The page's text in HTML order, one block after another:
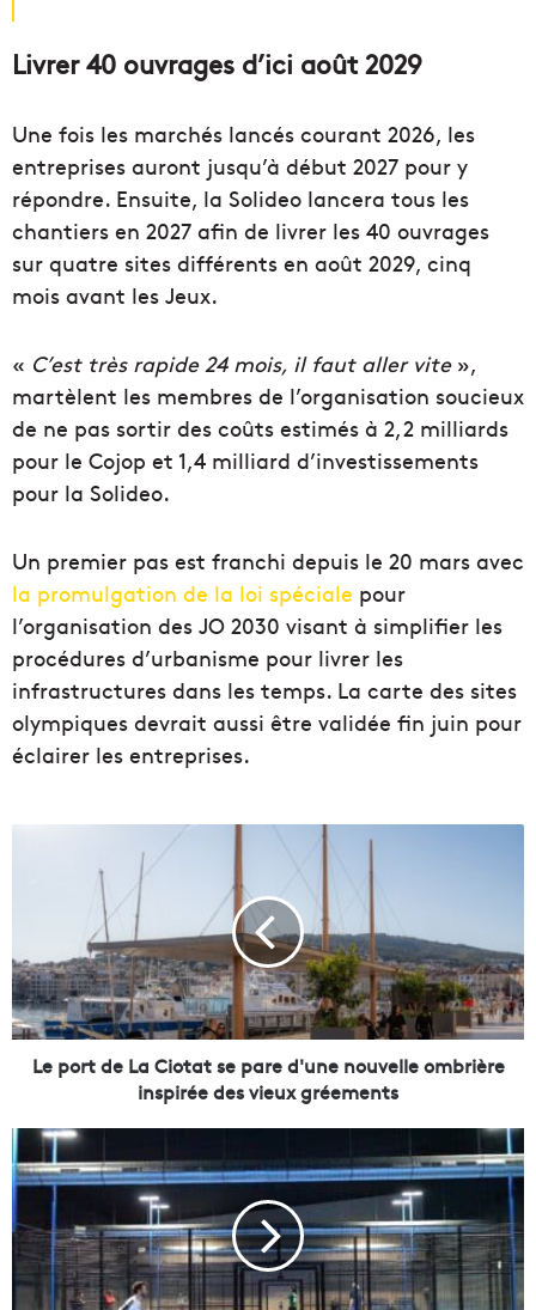
Livrer 40 ouvrages d’ici août 2029
Une fois les marchés lancés courant 2026, les
entreprises auront jusqu’à début 2027 pour y
répondre. Ensuite, la Solideo lancera tous les
chantiers en 2027 afin de livrer les 40 ouvrages
sur quatre sites différents en août 2029, cinq
mois avant les Jeux.
« C’est très rapide 24 mois, il faut aller vite»,
martèlent les membres de l’organisation soucieux
de ne pas sortir des coûts estimés à 2,2 milliards
pour le Cojop et 1,4 milliard d’investissements
pour la Solideo.
Un premier pas est franchi depuis le 20 mars avec
la promulgation de la loi spéciale pour
l’organisation des JO 2030 visant à simplifier les
procédures d’urbanisme pour livrer les
infrastructures dans les temps. La carte des sites
olympiques devrait aussi être validée fin juin pour
éclairer les entreprises.
t
d
e
L
o
t
a
s
e
p
Le port de La Ciotat se pare d'une nouvelle ombrière
inspirée des vieux gréements
À
M
a
s
e
i